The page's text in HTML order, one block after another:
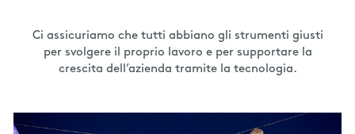
Ci assicuriamo che tutti abbiano gli strumenti giusti
per svolgere il proprio lavoro e per supportare la
crescita dell’azienda tramite la tecnologia.